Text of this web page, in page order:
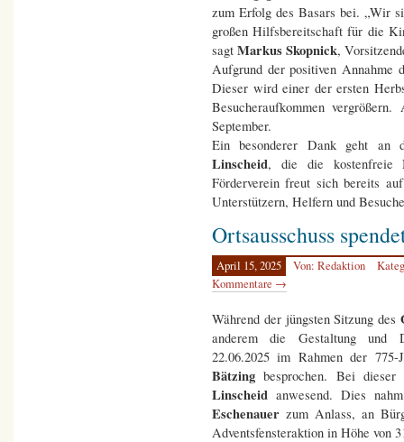
zum Erfolg des Basars bei. „Wir
großen Hilfsbereitschaft für die
sagt Markus Skopnick,
Aufgrund der positiven Annahme
Dieser wird einer der ersten
Besucheraufkommen
September.
Ein besonderer Dank geht an
Linscheid, die die kostenfreie
Förderverein freut sich bereits
Unterstützern, Helfern und
Ortsausschuss
April 15, 2025 Von: Redaktion
Kommentare →
Während der jüngsten Sitzung des
anderem die Gestaltung und
22.06.2025 im Rahmen der
Bätzing besprochen. Bei
Linscheidanwesend. Dies
Eschenauer zum Anlass, an
Adventsfensteraktion in Höhe von